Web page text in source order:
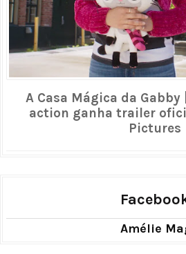
A Casa Mágica da
action ganha trailer
Pictures
Amélie